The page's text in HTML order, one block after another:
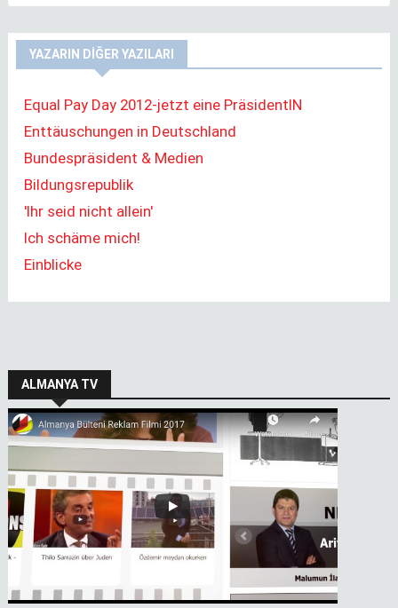
YAZARIN DIĞER YAZILARI
Equal Pay Day 2012-jetzt eine PräsidentIN
Enttäuschungen in Deutschland
Bundespräsident & Medien
Bildungsrepublik
'Ihr seid nicht allein'
Ich schäme mich!
Einblicke
ALMANYA TV